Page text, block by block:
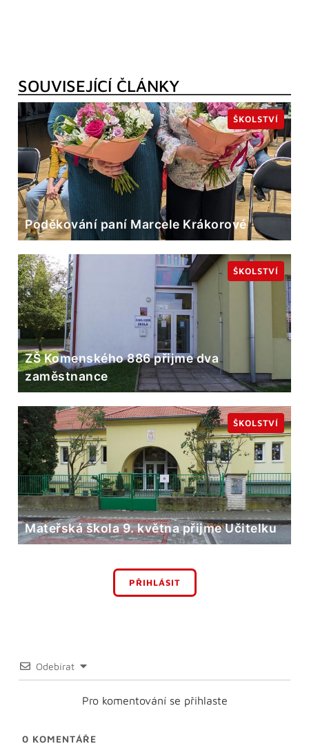
SOUVISEJÍCÍ ČLÁNKY
Poděkování paní Marcele Krákorové
ŠKOLSTVÍ
ZŠ Komenského 886 přijme dva
zaměstnance
ŠKOLSTVÍ
Mateřská škola 9. května přijme Učitelku
ŠKOLSTVÍ
PŘIHLÁSIT
Odebírat
Pro komentování se přihlaste
0 KOMENTÁŘE